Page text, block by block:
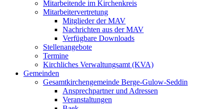
Mitarbeitende im Kirchenkreis
Mitarbeitervertretung
Mitglieder der MAV
Nachrichten aus der MAV
Verfügbare Downloads
Stellenangebote
Termine
Kirchliches Verwaltungsamt (KVA)
Gemeinden
Gesamtkirchengemeinde Berge-Gulow-Seddin
Ansprechpartner und Adressen
Veranstaltungen